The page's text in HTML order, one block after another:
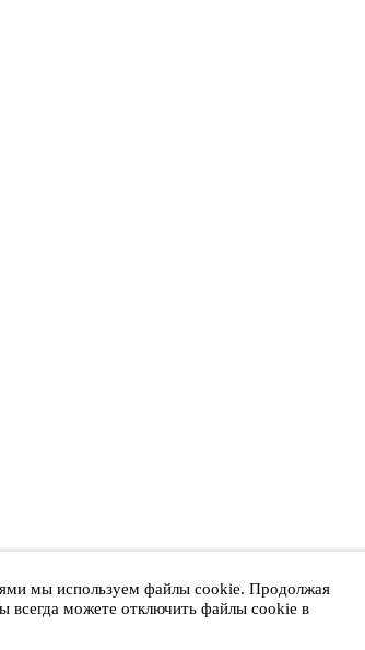
мы используем файлы cookie. Продолжая
всегда можете отключить файлы cookie в